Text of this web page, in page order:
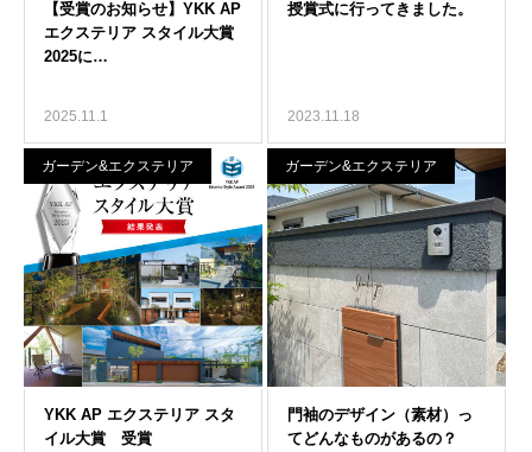
2025.11.1 2023.11.18
ガーデン&エクステリア ガーデン&エクステリア